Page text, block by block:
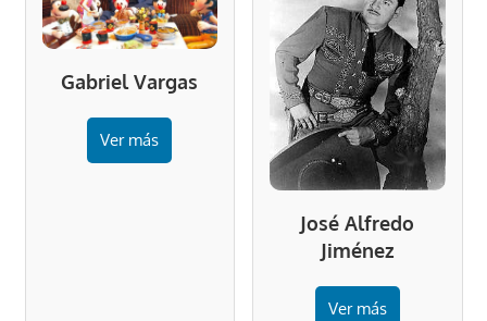
Gabriel Vargas
Ver más
José Alfredo
Jiménez
Ver más